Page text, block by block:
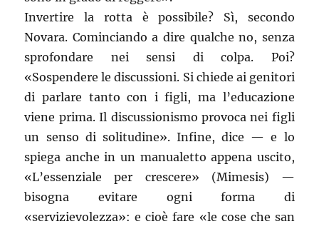
Invertire la rotta è possibile? Sì, secondo
Novara. Cominciando a dire qualche no, senza
sprofondare nei sensi di colpa. Poi?
«Sospendere le discussioni. Si chiede ai genitori
di parlare tanto con i figli, ma l’educazione
viene prima. Il discussionismo provoca nei figli
un senso di solitudine». Infine, dice — e lo
spiega anche in un manualetto appena uscito,
«L’essenziale per crescere» (Mimesis) —
bisogna evitare ogni forma di
«servizievolezza»: e cioè fare «le cose che san